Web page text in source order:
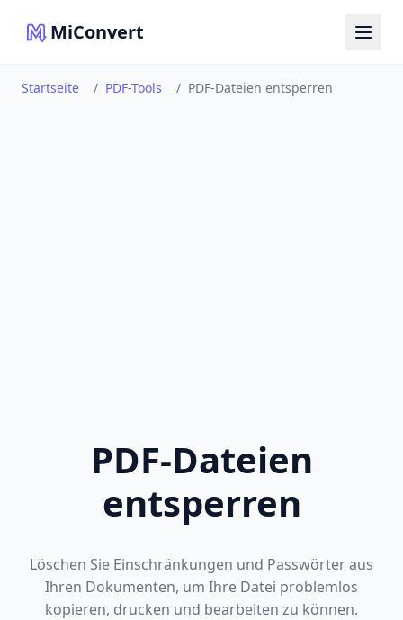
MiConvert
Startseite / PDF-Tools / PDF-Dateien entsperren
PDF-Dateien
entsperren
Löschen Sie Einschränkungen und Passwörter aus
Ihren Dokumenten, um Ihre Datei problemlos
kopieren, drucken und bearbeiten zu können.